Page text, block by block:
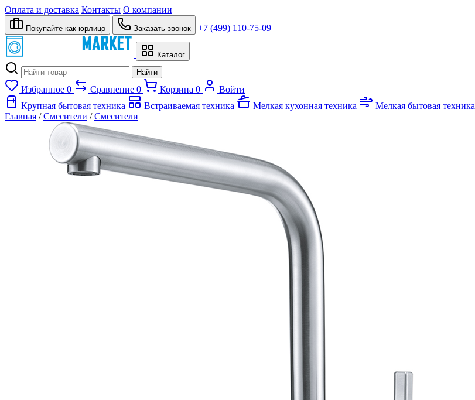
Оплата и доставка Контакты О компании
Покупайте как юрлицо Заказать звонок +7 (499) 110-75-09
Каталог
Найти
Избранное 0 Сравнение 0 Корзина 0
Войти
Крупная бытовая техника
Встраиваемая техника Мелкая кухонная техника Мелкая бытовая техника
Главная / Смесители / Смесители